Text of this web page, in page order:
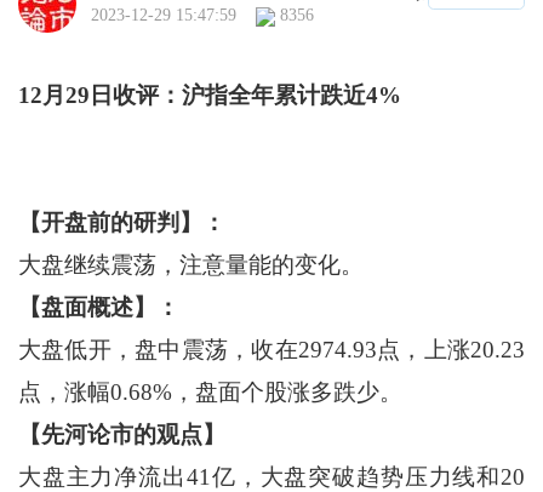
2023-12-29 15:47:59
8356
12月 29 日收评：沪指全年累计跌近4%
【开盘前的研判】：
大盘继续震荡，注意量能的变化。
【盘面概述】：
大盘低开，盘中震荡，收在2974.93点，上涨20.23
点，涨幅0.68%，盘面个股涨多跌少。
【先河论市的观点】
大盘主力净流出41亿，大盘突破趋势压力线和20